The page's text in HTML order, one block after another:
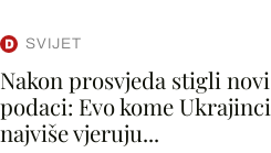
SVIJET
Nakon prosvjeda stigli novi
podaci: Evo kome Ukrajinci
najviše vjeruju...